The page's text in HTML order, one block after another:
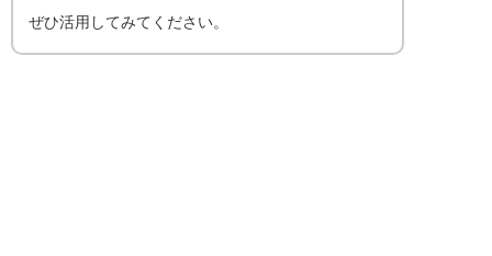
ぜひ活用してみてください。